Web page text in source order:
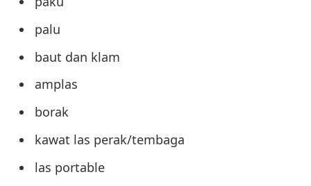
palu
baut dan klam
amplas
borak
kawat las perak/tembaga
las portable